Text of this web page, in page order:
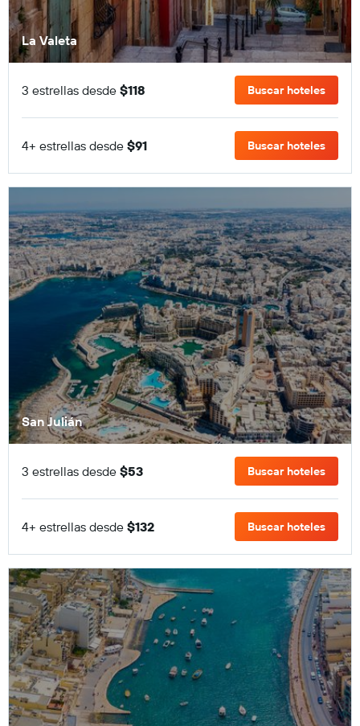
La Valeta
3 estrellas desde $118 Buscar hoteles
4+ estrellas desde $91 Buscar hoteles
San Julián
3 estrellas desde $53 Buscar hoteles
4+ estrellas desde $132 Buscar hoteles